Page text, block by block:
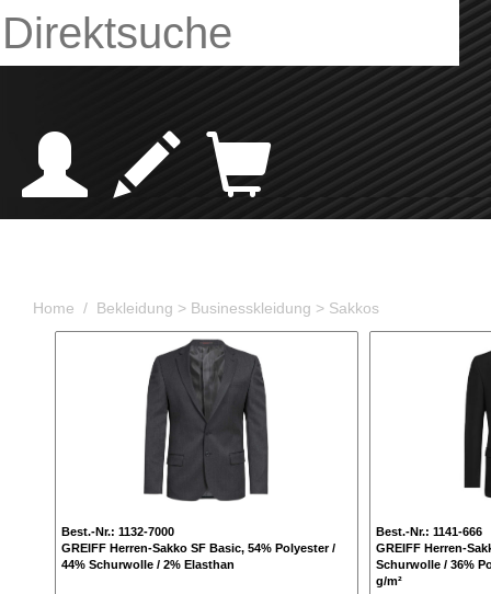
Home / Bekleidung > Businesskleidung > Sakkos
Best.-Nr.: 1132-7000
GREIFF Herren-Sakko SF Basic, 54% Polyester /
44% Schurwolle / 2% Elasthan
Best.-Nr.: 1141-666
GREIFF Herren-
Schurwolle / 36%
g/m²